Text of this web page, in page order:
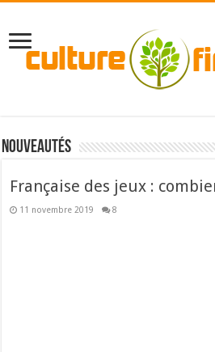
Nouveautés
Française des jeux :
11 novembre 2019 8